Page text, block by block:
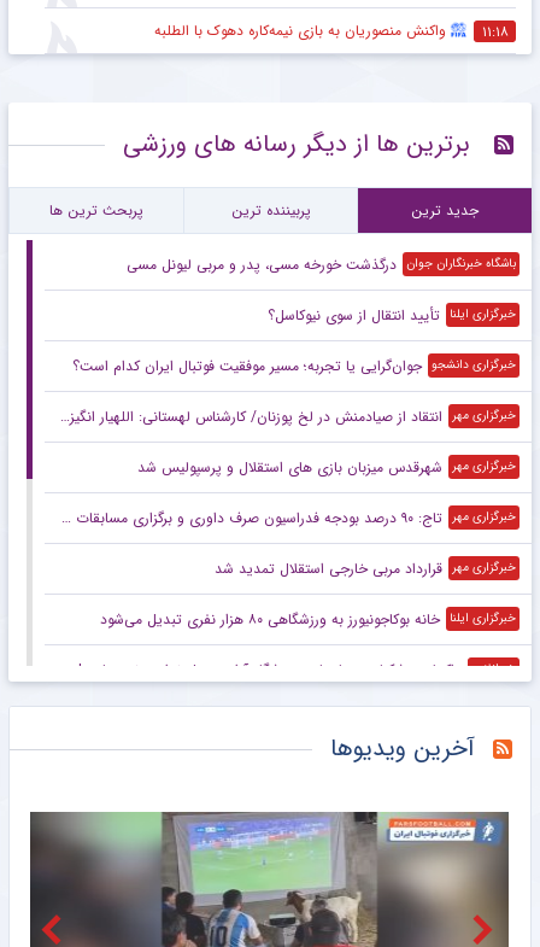
۱۱:۱۸ واکنش منصوریان به بازی نیمه‌کاره دهوک با الطلبه
برترین ها از دیگر رسانه های ورزشی
جدید ترین پربیننده ترین پربحث ترین ها
باشگاه خبرنگاران جوان درگذشت خورخه مسی، پدر و مربی لیونل مسی
خبرگزاری ایلنا تأیید انتقال از سوی نیوکاسل؟
خبرگزاری دانشجو جوان‌گرایی یا تجربه؛ مسیر موفقیت فوتبال ایران کدام است؟
خبرگزاری مهر انتقاد از صیادمنش در لخ پوزنان/ کارشناس لهستانی: اللهیار انگیزه ندارد
خبرگزاری مهر شهرقدس میزبان بازی های استقلال و پرسپولیس شد
خبرگزاری مهر تاج: ۹۰ درصد بودجه فدراسیون صرف داوری و برگزاری مسابقات می‌شود
خبرگزاری مهر قرارداد مربی خارجی استقلال تمدید شد
خبرگزاری ایلنا خانه بوکاجونیورز به ورزشگاهی ۸۰ هزار نفری تبدیل می‌شود
خبرانلاین واکنش پزشکیان به بازسازی ورزشگاه آزادی: پول نداریم نمی‌سازیم!
خبرورزشی رسمی| آرسنال شاه‌ماهی لیگ برتر را شکار کرد
مجتبی محرمی در من‌تومن: پروین گفت اگر بری کمر پرسپولیس می‌شکنه/ دخترم پلیس شده ولی پیش من نمی‌آید/ این‌قدر اذیتم کردند که رفتم سراغ اعتیاد!
خبرگزاری تابناک اعلام محل میزبانی استقلال و پرسپولیس در لیگ برتر
آخرین ویدیوها